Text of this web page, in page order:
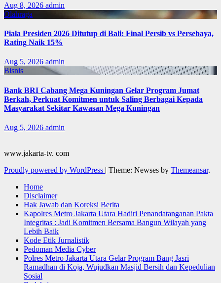
Aug 8, 2026 admin
Olahraga
Piala Presiden 2026 Ditutup di Bali: Final Persib vs Persebaya,
Rating Naik 15%
Aug 5, 2026 admin
Bisnis
Bank BRI Cabang Mega Kuningan Gelar Program Jumat
Berkah, Perkuat Komitmen untuk Saling Berbagai Kepada
Masyarakat Sekitar Kawasan Mega Kuningan
Aug 5, 2026 admin
www.jakarta-tv. com
Proudly powered by WordPress | Theme: Newses by Themeansar.
Home
Disclaimer
Hak Jawab dan Koreksi Berita
Kapolres Metro Jakarta Utara Hadiri Penandatanganan Pakta
Integritas : Jadi Komitmen Bersama Bangun Wilayah yang
Lebih Baik
Kode Etik Jurnalistik
Pedoman Media Cyber
Polres Metro Jakarta Utara Gelar Program Bang Jasri
Ramadhan di Koja, Wujudkan Masjid Bersih dan Kepedulian
Sosial